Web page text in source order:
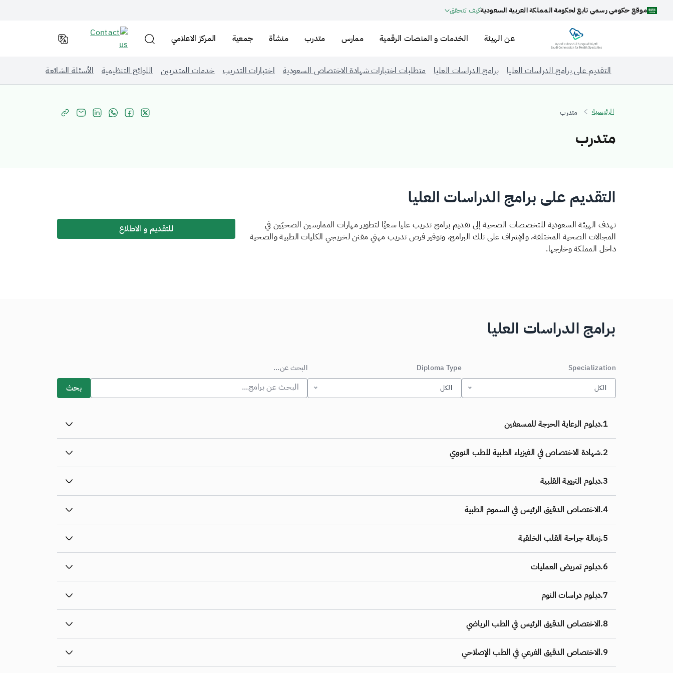
موقع حكومي رسمي تابع لحكومة المملكة العربية السعوديةكيف تتحقق
عن الهيئة الخدمات و المنصات الرقمية ممارس متدرب منشأة جمعية المركز الاعلامي
التقديم على برامج الدراسات العليا برامج الدراسات العليا متطلبات اختبارات شهادة الاختصاص السعودية اختبارات التدريب خدمات المتدربين اللوائح التنظيمية الأسئلة الشائعة
الرئيسية متدرب
متدرب
التقديم على برامج الدراسات العليا
تهدف الهيئة السعودية للتخصصات الصحية إلى تقديم برامج تدريب عليا سعيًا لتطوير مهارات الممارسين الصحيّين في
المجالات الصحية المختلفة، والإشراف على تلك البرامج، وتوفير فرص تدريب مهني مقنن لخريجي الكليات الطبية والصحية
داخل المملكة وخارجها​​.
للتقديم و الاطلاع
برامج الدراسات العليا
Specialization
الكل
Diploma Type
الكل
البحث عن...
بحث
1. دبلوم الرعاية الحرجة للمسعفين
2. شهادة الاختصاص في الفيزياء الطبية للطب النووي
3.دبلوم التروية القلبية
4. الاختصاص الدقيق الرئيس في السموم الطبية
5. زمالة جراحة القلب الخلقية
6. دبلوم تمريض العمليات
7. دبلوم دراسات النوم
8. الاختصاص الدقيق الرئيس في الطب الرياضي
9. الاختصاص الدقيق الفرعي في الطب الإصلاحي